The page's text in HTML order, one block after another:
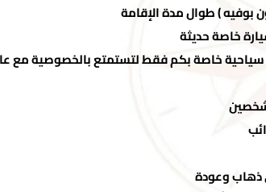
بوفيه ) طوال مدة الإقامة
خاصة حديثة
سياحية خاصة بكم فقط لتستمتع بالخصوصية مع
ذهاب وعودة